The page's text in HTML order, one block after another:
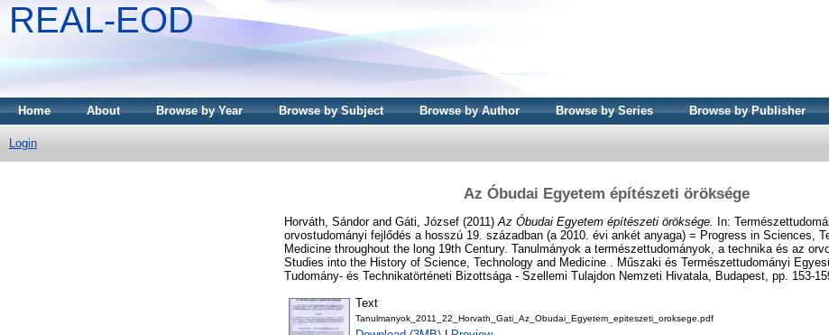
REAL-EOD
Home About Browse by Year Browse by Subject Browse by Author Browse by Series Browse by Publisher
Login
Az Óbudai Egyetem építészeti öröksége
Horváth, Sándorand Gáti, József (2011) Az Óbudai Egyetem építészeti öröksége. In:
orvostudományi fejlődés a hosszú 19. században (a 2010. évi ankét anyaga) = Progress in Sciences,
Medicine throughout the long 19th Century. Tanulmányok a természettudományok, a technika és az
Studies into the History of Science, Technology and Medicine . Műszaki és Természettudományi
Tudomány- és Technikatörténeti Bizottsága - Szellemi Tulajdon Nemzeti Hivatala, Budapest, pp. 153-
Text
Tanulmanyok_2011_22_Horvath_Gati_Az_Obudai_Egyetem_epiteszeti_oroksege.pdf